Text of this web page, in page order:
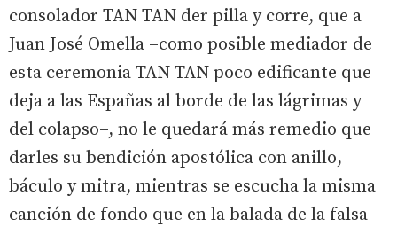
consolador TAN TAN der pilla y corre, que a
Juan José Omella –como posible mediador de
esta ceremonia TAN TAN poco edificante que
deja a las Españas al borde de las lágrimas y
del colapso–, no le quedará más remedio que
darles su bendición apostólica con anillo,
báculo y mitra, mientras se escucha la misma
canción de fondo que en la balada de la falsa